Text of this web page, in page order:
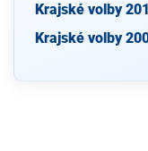
Krajské volby
Krajské volby